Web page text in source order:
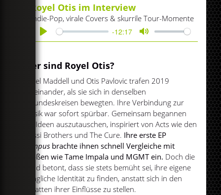
Royel Otis im Interview
Indie-Pop, virale Covers & skurrile Tour-Momente
Play
-12:17
Mute
Wer sind Royel Otis?
Royel Maddell und Otis Pavlovic trafen 2019
aufeinander, als sie sich in denselben
Freundeskreisen bewegten. Ihre Verbindung zur
Musik war sofort spürbar. Gemeinsam begannen
sie, Ideen auszutauschen, inspiriert von Acts wie den
Alessi Brothers und The Cure. Ihre erste EP
Campus brachte ihnen schnell Vergleiche mit
Größen wie Tame Impala und MGMT ein. Doch die
Band betont, dass sie stets bemüht sei, ihre eigene
klangliche Identität zu finden, anstatt sich in den
Schatten ihrer Einflüsse zu stellen.